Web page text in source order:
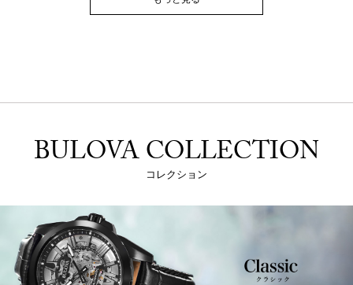
BULOVA COLLECTION
コレクション